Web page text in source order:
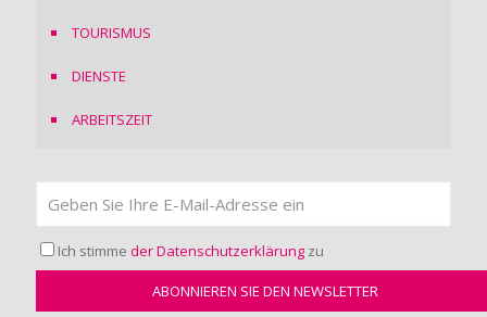
TOURISMUS
DIENSTE
ARBEITSZEIT
Ich stimme der Datenschutzerklärung zu